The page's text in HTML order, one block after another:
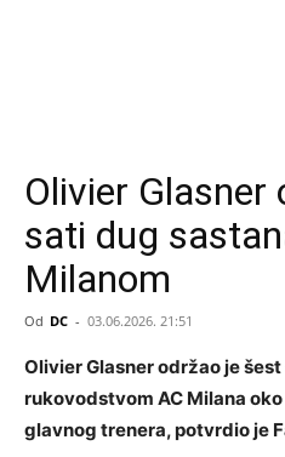
Olivier Glasner
sati dug
Milanom
Od DC - 03.06.2026. 21:51
Olivier Glasner održao je
rukovodstvom AC Milana
glavnog trenera, potvrdio je